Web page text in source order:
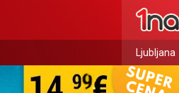
Ljubljana